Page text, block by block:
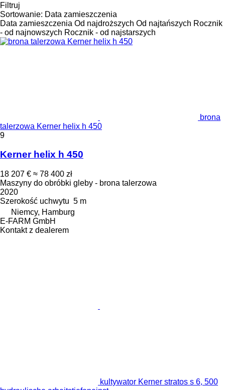
Filtruj
Sortowanie: Data zamieszczenia
Data zamieszczenia Od najdroższych Od najtańszych Rocznik
- od najnowszych Rocznik - od najstarszych
brona
talerzowa Kerner helix h 450
9
Kerner helix h 450
18 207 € ≈ 78 400 zł
Maszyny do obróbki gleby - brona talerzowa
2020
Szerokość uchwytu 5 m
Niemcy, Hamburg
E-FARM GmbH
Kontakt z dealerem
kultywator Kerner stratos s 6, 500